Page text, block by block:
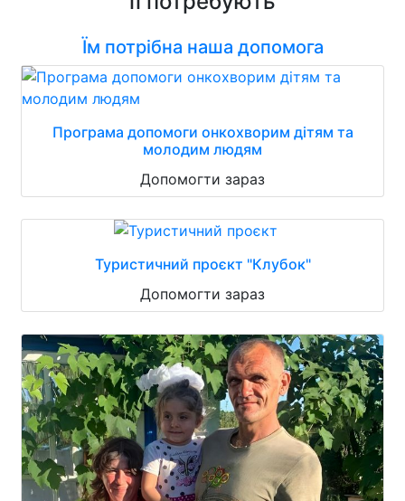
Їм потрібна наша допомога
Програма допомоги онкохворим дітям та
молодим людям
Допомогти зараз
Туристичний проєкт "Клубок"
Допомогти зараз